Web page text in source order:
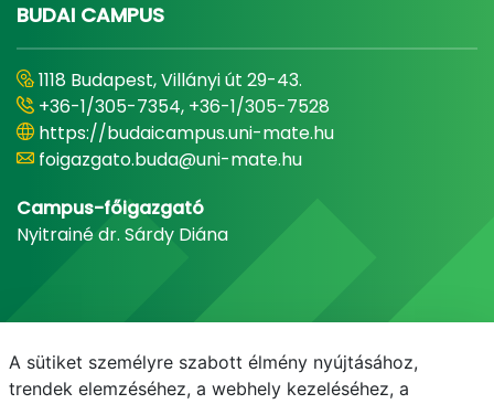
BUDAI CAMPUS
1118 Budapest, Villányi út 29-43.
+36-1/305-7354, +36-1/305-7528
https://budaicampus.uni-mate.hu
foigazgato.buda@uni-mate.hu
Campus-főigazgató
Nyitrainé dr. Sárdy Diána
A sütiket személyre szabott élmény nyújtásához,
trendek elemzéséhez, a webhely kezeléséhez, a